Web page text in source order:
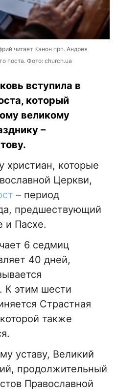
читает Канон прп. Андрея
поста. Фото: church.ua
вступила в
который
великому
–
христиан, которые
Церкви,
– период
предшествующий
и Пасхе.
6 седмиц
40 дней,
К этим шести
Страстная
также
уставу, Великий
продолжительный
Православной